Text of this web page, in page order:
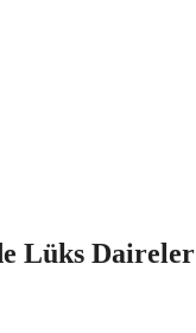
Lüks Daireler